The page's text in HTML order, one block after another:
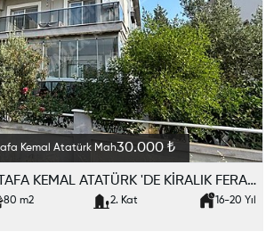
Kemal Atatürk Mah30.000 ₺
YENİ FOÇA MUSTAFA KEMAL ATATÜRK 'DE KİRALIK FERAH 2+1 DAİRE
80 m2 2. Kat 16-20 Yıl